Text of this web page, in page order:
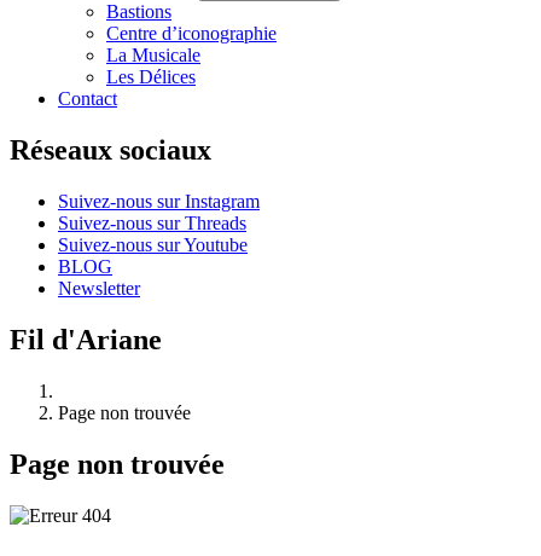
Bastions
Centre d’iconographie
La Musicale
Les Délices
Contact
Réseaux sociaux
Suivez-nous sur Instagram
Suivez-nous sur Threads
Suivez-nous sur Youtube
BLOG
Newsletter
Fil d'Ariane
Page non trouvée
Page non trouvée